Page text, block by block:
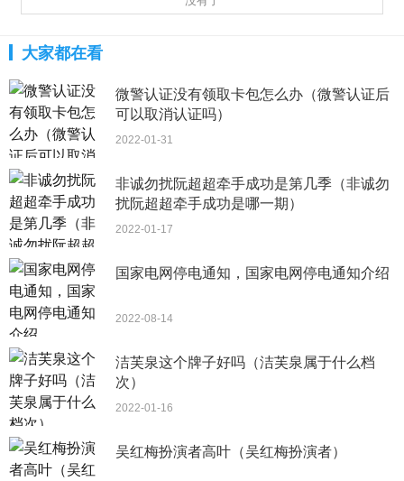
大家都在看
微警认证没有领取卡包怎么办（微警认证后
可以取消认证吗）
2022-01-31
非诚勿扰阮超超牵手成功是第几季（非诚勿
扰阮超超牵手成功是哪一期）
2022-01-17
国家电网停电通知，国家电网停电通知介绍
2022-08-14
洁芙泉这个牌子好吗（洁芙泉属于什么档
次）
2022-01-16
吴红梅扮演者高叶（吴红梅扮演者）